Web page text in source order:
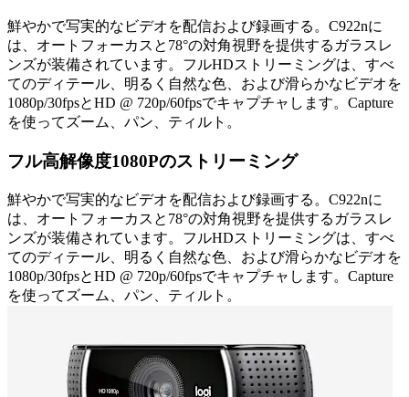
鮮やかで写実的なビデオを配信および録画する。C922nに
は、オートフォーカスと78°の対角視野を提供するガラスレ
ンズが装備されています。フルHDストリーミングは、すべ
てのディテール、明るく自然な色、および滑らかなビデオを
1080p/30fpsとHD @ 720p/60fpsでキャプチャします。Capture
を使ってズーム、パン、ティルト。
フル高解像度1080Pのストリーミング
鮮やかで写実的なビデオを配信および録画する。C922nに
は、オートフォーカスと78°の対角視野を提供するガラスレ
ンズが装備されています。フルHDストリーミングは、すべ
てのディテール、明るく自然な色、および滑らかなビデオを
1080p/30fpsとHD @ 720p/60fpsでキャプチャします。Capture
を使ってズーム、パン、ティルト。